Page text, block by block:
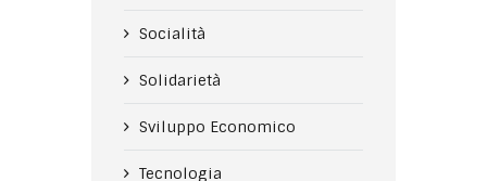
Socialità
Solidarietà
Sviluppo Economico
Tecnologia